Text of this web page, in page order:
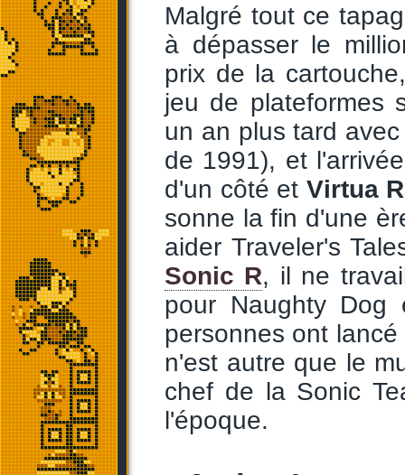
Malgré tout ce
à dépasser le
prix de la
jeu de plateformes
un an plus tard
de 1991), et
d'un côté et Virtua
sonne la fin d'une
aider Traveler's
Sonic R, il ne
pour Naughty Dog
personnes ont
n'est autre que le
chef de la Sonic
l'époque.